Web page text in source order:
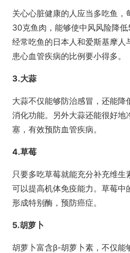
关心心脏健康的人应当多吃鱼，
30克鱼肉，能够使中风风险降低
经常吃鱼的日本人和爱斯基摩人
患心血管疾病的比例要小得多。
3.大蒜
大蒜不仅能够防治感冒，还能降
消化功能。另外大蒜还能很好地
塞，有效预防血管疾病。
4.草莓
只要多吃草莓就能充分补充维生
可以提高机体免疫能力。草莓中
形成特别酶，预防癌症。
5.胡萝卜
胡萝卜富含β-胡萝卜素，不仅能